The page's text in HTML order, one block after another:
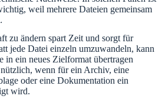
weil mehrere Dateien gemeinsam
zu ändern spart Zeit und sorgt für
jede Datei einzeln umzuwandeln, kann
in ein neues Zielformat übertragen
wenn für ein Archiv, eine
oder eine Dokumentation ein
wird.